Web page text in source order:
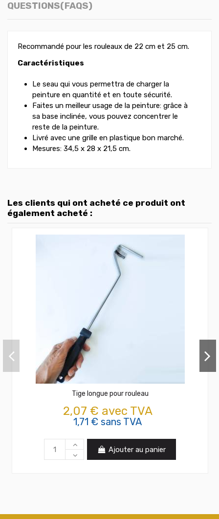
QUESTIONS(FAQS)
Recommandé pour les rouleaux de 22 cm et 25 cm.
Caractéristiques
Le seau qui vous permettra de charger la
peinture en quantité et en toute sécurité.
Faites un meilleur usage de la peinture: grâce à
sa base inclinée, vous pouvez concentrer le
reste de la peinture.
Livré avec une grille en plastique bon marché.
Mesures: 34,5 x 28 x 21,5 cm.
Les clients qui ont acheté ce produit ont
également acheté :
Tige longue pour rouleau
2,07 € avec TVA
1,71 € sans TVA
Ajouter au panier